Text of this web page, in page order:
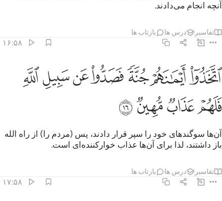
آنچه انجام می‌دادند.
تفاسیر درس ها بازتاب ها
۱۶:۵۸
اتخذوا ايمانهم جنة فصدوا عن سبيل الله فلهم عذاب مهين ١٦
ٱتَّخَذُوٓا۟ أَيْمَـٰنَهُمْ جُنَّةًۭ فَصَدُّوا۟ عَن سَبِيلِ ٱللَّهِ فَلَهُمْ عَذَابٌۭ مُّهِينٌۭ
ﲖﲗﲘﲙﲚﲛﲜ
ﲝﲞﲟﲠ
آن‌ها سوگندهای خود را سپر قرار دادند، پس (مردم را) از راه الله
باز داشتند، لذا برای آن‌ها عذاب خوارکننده‌ای است.
تفاسیر درس ها بازتاب ها
۱۷:۵۸